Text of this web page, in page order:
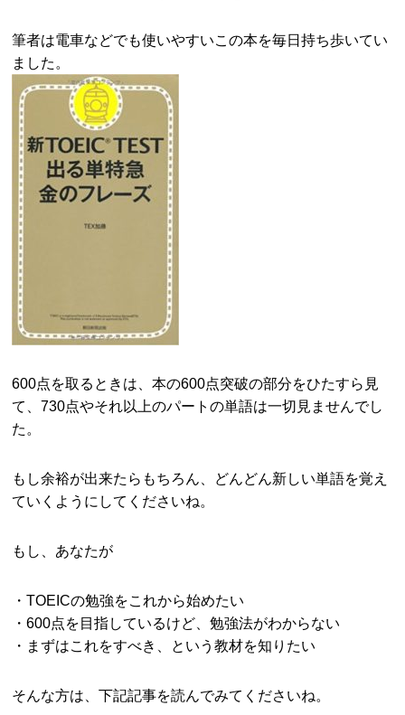
筆者は電車などでも使いやすいこの本を毎日持ち歩いてい
ました。
600点を取るときは、本の600点突破の部分をひたすら見
て、730点やそれ以上のパートの単語は一切見ませんでし
た。
もし余裕が出来たらもちろん、どんどん新しい単語を覚え
ていくようにしてくださいね。
もし、あなたが
・TOEICの勉強をこれから始めたい
・600点を目指しているけど、勉強法がわからない
・まずはこれをすべき、という教材を知りたい
そんな方は、下記記事を読んでみてくださいね。